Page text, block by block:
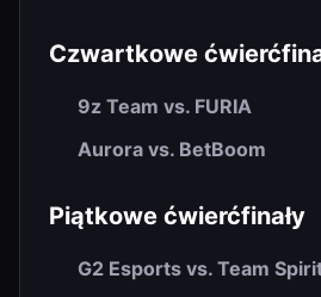
Czwartkowe
9z Team vs. FURIA
Aurora vs. BetBoom
Piątkowe ćwierćfinały
G2 Esports vs. Team